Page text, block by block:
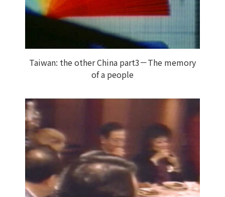
Taiwan: the other China part3－The memory
of a people